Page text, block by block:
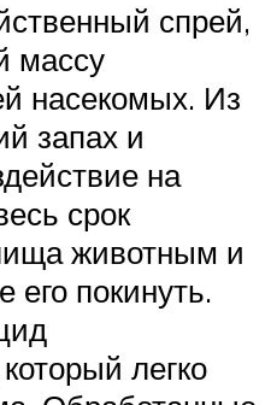
спрей,
массу
насекомых. Из
запах и
на
срок
животным и
покинуть.
легко